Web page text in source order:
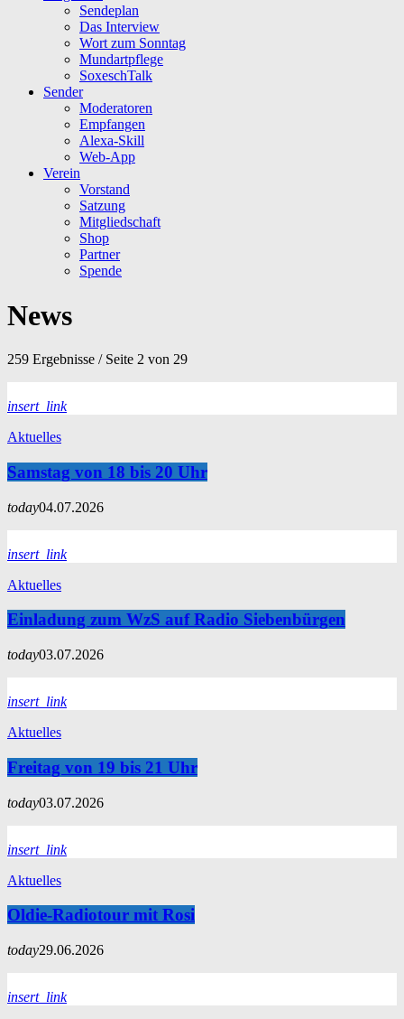
Sendeplan
Das Interview
Wort zum Sonntag
Mundartpflege
SoxeschTalk
Sender
Moderatoren
Empfangen
Alexa-Skill
Web-App
Verein
Vorstand
Satzung
Mitgliedschaft
Shop
Partner
Spende
News
259 Ergebnisse / Seite 2 von 29
insert_link
Aktuelles
Samstag von 18 bis 20 Uhr
today04.07.2026
insert_link
Aktuelles
Einladung zum WzS auf Radio Siebenbürgen
today03.07.2026
insert_link
Aktuelles
Freitag von 19 bis 21 Uhr
today03.07.2026
insert_link
Aktuelles
Oldie-Radiotour mit Rosi
today29.06.2026
insert_link